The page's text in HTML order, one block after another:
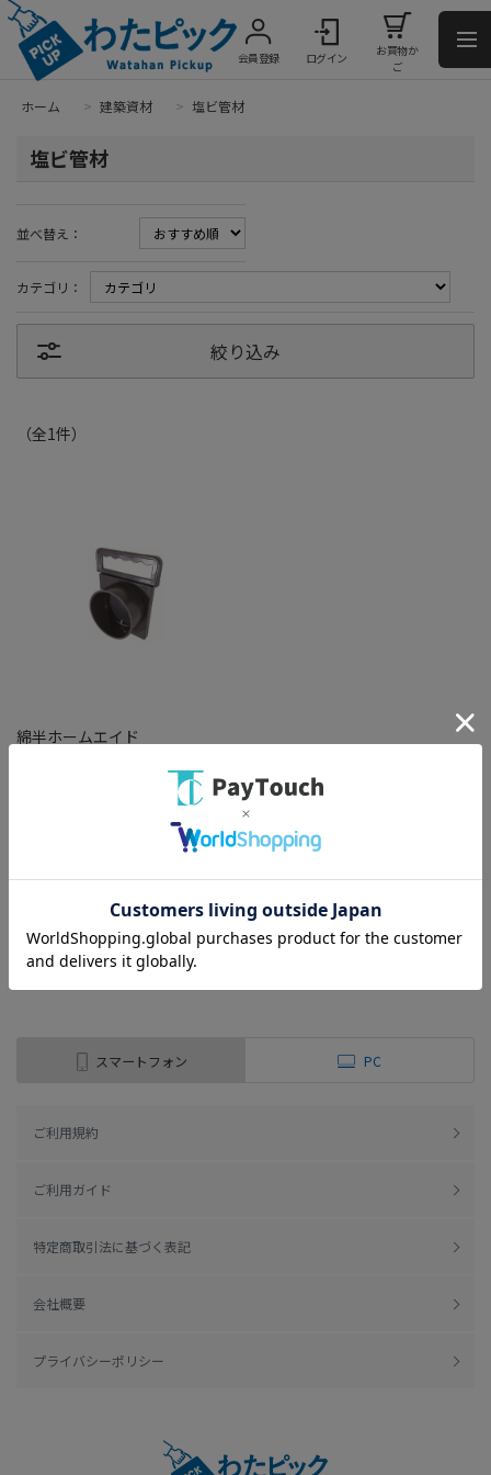
会員登録 ログイン
お買物か
ご
ホーム > 建築資材 > 塩ビ管材
塩ビ管材
並べ替え：
カテゴリ：
絞り込み
（全1件）
綿半ホームエイド
DG150BK DVゲートBLACK
在庫：○
（全1 件）
スマートフォン PC
ご利用規約
ご利用ガイド
特定商取引法に基づく表記
会社概要
プライバシーポリシー